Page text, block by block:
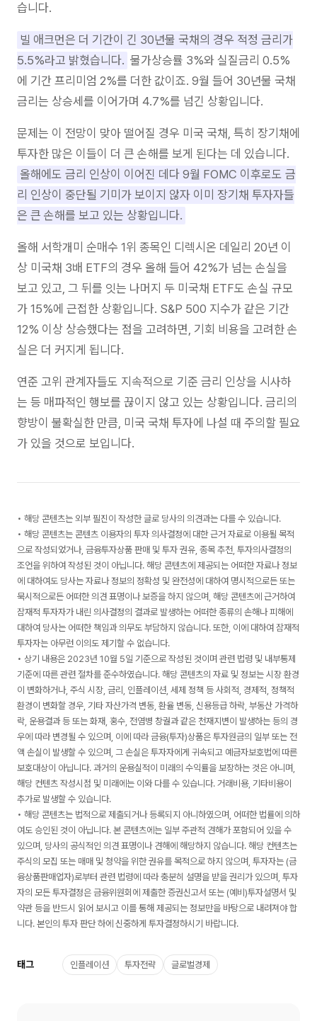
습니다.
빌 애크먼은 더 기간이 긴 30년물 국채의 경우 적정 금리가
5.5%라고 밝혔습니다. 물가상승률 3%와 실질금리 0.5%
에 기간 프리미엄 2%를 더한 값이죠. 9월 들어 30년물 국채
금리는 상승세를 이어가며 4.7%를 넘긴 상황입니다.
문제는 이 전망이 맞아 떨어질 경우 미국 국채, 특히 장기채에
투자한 많은 이들이 더 큰 손해를 보게 된다는 데 있습니다.
올해에도 금리 인상이 이어진 데다 9월 FOMC 이후로도 금
리 인상이 중단될 기미가 보이지 않자 이미 장기채 투자자들
은 큰 손해를 보고 있는 상황입니다.
올해 서학개미 순매수 1위 종목인 디렉시온 데일리 20년 이
상 미국채 3배 ETF의 경우 올해 들어 42%가 넘는 손실을
보고 있고, 그 뒤를 잇는 나머지 두 미국채 ETF도 손실 규모
가 15%에 근접한 상황입니다. S&P 500 지수가 같은 기간
12% 이상 상승했다는 점을 고려하면, 기회 비용을 고려한 손
실은 더 커지게 됩니다.
연준 고위 관계자들도 지속적으로 기준 금리 인상을 시사하
는 등 매파적인 행보를 끊이지 않고 있는 상황입니다. 금리의
향방이 불확실한 만큼, 미국 국채 투자에 나설 때 주의할 필요
가 있을 것으로 보입니다.
• 해당 콘텐츠는 외부 필진이 작성한 글로 당사의 의견과는 다를 수 있습니다.
• 해당 콘텐츠는 콘텐츠 이용자의 투자 의사결정에 대한 근거 자료로 이용될 목적
으로 작성되었거나, 금융투자상품 판매 및 투자 권유, 종목 추천, 투자의사결정의
조언을 위하여 작성된 것이 아닙니다. 해당 콘텐츠에 제공되는 어떠한 자료나 정보
에 대하여도 당사는 자료나 정보의 정확성 및 완전성에 대하여 명시적으로든 또는
묵시적으로든 어떠한 의견 표명이나 보증을 하지 않으며, 해당 콘텐츠에 근거하여
잠재적 투자자가 내린 의사결정의 결과로 발생하는 어떠한 종류의 손해나 피해에
대하여 당사는 어떠한 책임과 의무도 부담하지 않습니다. 또한, 이에 대하여 잠재적
투자자는 아무런 이의도 제기할 수 없습니다.
• 상기 내용은 2023년 10월 5일 기준으로 작성된 것이며 관련 법령 및 내부통제
기준에 따른 관련 절차를 준수하였습니다. 해당 콘텐츠의 자료 및 정보는 시장 환경
이 변화하거나, 주식 시장, 금리, 인플레이션, 세제 정책 등 사회적, 경제적, 정책적
환경이 변화할 경우, 기타 자산가격 변동, 환율 변동, 신용등급 하락, 부동산 가격하
락, 운용결과 등 또는 화재, 홍수, 전염병 창궐과 같은 천재지변이 발생하는 등의 경
우에 따라 변경될 수 있으며, 이에 따라 금융(투자)상품은 투자원금의 일부 또는 전
액 손실이 발생할 수 있으며, 그 손실은 투자자에게 귀속되고 예금자보호법에 따른
보호대상이 아닙니다. 과거의 운용실적이 미래의 수익률을 보장하는 것은 아니며,
해당 컨텐츠 작성시점 및 미래에는 이와 다를 수 있습니다. 거래비용, 기타비용이
추가로 발생할 수 있습니다.
• 해당 콘텐츠는 법적으로 제출되거나 등록되지 아니하였으며, 어떠한 법률에 의하
여도 승인된 것이 아닙니다. 본 콘텐츠에는 일부 주관적 견해가 포함되어 있을 수
있으며, 당사의 공식적인 의견 표명이나 견해에 해당하지 않습니다. 해당 컨텐츠는
주식의 모집 또는 매매 및 청약을 위한 권유를 목적으로 하지 않으며, 투자자는 (금
융상품판매업자)로부터 관련 법령에 따라 충분히 설명을 받을 권리가 있으며, 투자
자의 모든 투자결정은 금융위원회에 제출한 증권신고서 또는 (예비)투자설명서 및
약관 등을 반드시 읽어 보시고 이를 통해 제공되는 정보만을 바탕으로 내려져야 합
니다. 본인의 투자 판단 하에 신중하게 투자결정하시기 바랍니다.
태그 인플레이션 투자전략 글로벌경제